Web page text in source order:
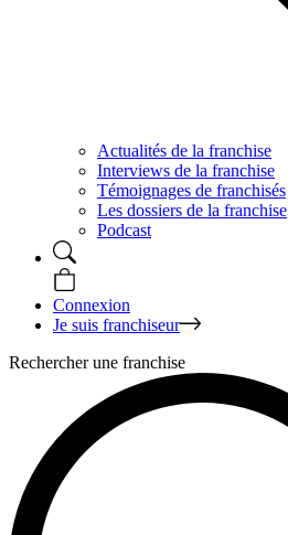
Actualités de la franchise
Interviews de la franchise
Témoignages de franchisés
Les dossiers de la franchise
Podcast
Connexion
Je suis franchiseur
Rechercher une franchise